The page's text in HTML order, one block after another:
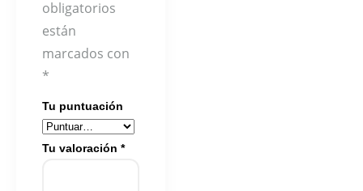
obligatorios
están
marcados con
*
Tu puntuación
Tu valoración *